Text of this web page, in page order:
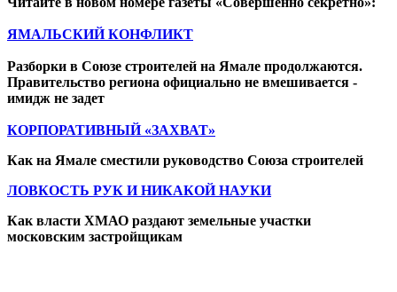
ЯМАЛЬСКИЙ КОНФЛИКТ
Разборки в Союзе строителей на Ямале продолжаются.
Правительство региона официально не вмешивается -
имидж не задет
КОРПОРАТИВНЫЙ «ЗАХВАТ»
Как на Ямале сместили руководство Союза строителей
ЛОВКОСТЬ РУК И НИКАКОЙ НАУКИ
Как власти ХМАО раздают земельные участки
московским застройщикам